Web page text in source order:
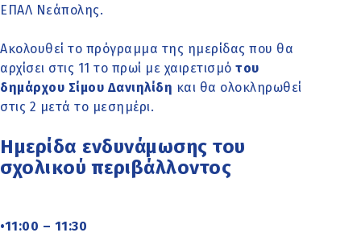
ΕΠΑΛ Νεάπολης.
Ακολουθεί το πρόγραμμα της ημερίδας που θα
αρχίσει στις 11 το πρωί με χαιρετισμό του
δημάρχου Σίμου Δανιηλίδη και θα ολοκληρωθεί
στις 2 μετά το μεσημέρι.
Ημερίδα ενδυνάμωσης του
σχολικού περιβάλλοντος
•11:00 – 11:30